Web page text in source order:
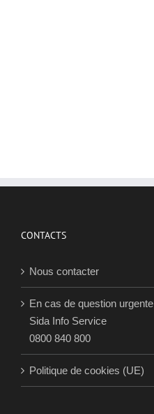
CONTACTS
Nous contacter
En cas de question urgente
Sida Info Service
0800 840 800
Politique de cookies (UE)